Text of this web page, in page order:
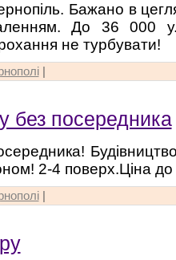
Бажано в
До 36 000
не турбувати!
|
без посередника
2-4 поверх.Ціна
|